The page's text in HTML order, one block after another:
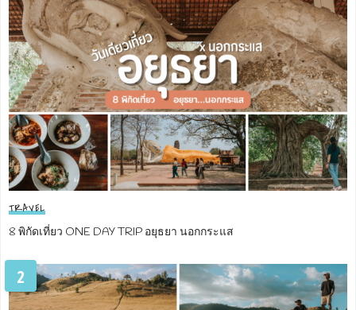
TRAVEL
8 พิกัดเที่ยว ONE DAY TRIP อยุธยา นอกกระแส
2